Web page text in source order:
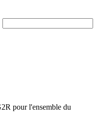
pour l'ensemble du